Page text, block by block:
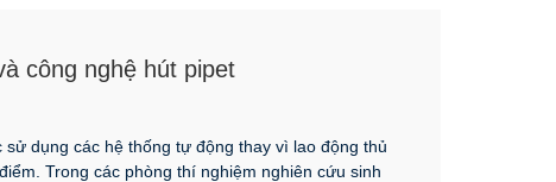
công nghệ hút pipet
dụng các hệ thống tự động thay vì lao động thủ
Trong các phòng thí nghiệm nghiên cứu sinh